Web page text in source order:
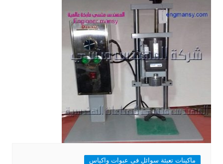
ماكينات تعبئة سوائل فى عبوات واكياس